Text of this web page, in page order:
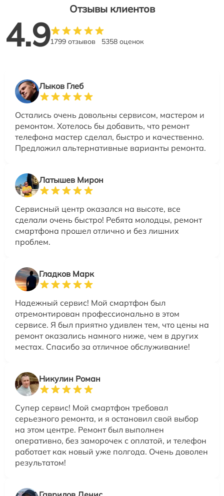
Отзывы клиентов
4.91799 отзывов 5358 оценок
Лыков Глеб
Остались очень довольны сервисом, мастером и
ремонтом. Хотелось бы добавить, что ремонт
телефона мастер сделал, быстро и качественно.
Предложил альтернативные варианты ремонта.
Латышев Мирон
Сервисный центр оказался на высоте, все
сделали очень быстро! Ребята молодцы, ремонт
смартфона прошел отлично и без лишних
проблем.
Гладков Марк
Надежный сервис! Мой смартфон был
отремонтирован профессионально в этом
сервисе. Я был приятно удивлен тем, что цены на
ремонт оказались намного ниже, чем в других
местах. Спасибо за отличное обслуживание!
Никулин Роман
Супер сервис! Мой смартфон требовал
серьезного ремонта, и я остановил свой выбор
на этом центре. Ремонт был выполнен
оперативно, без заморочек с оплатой, и телефон
работает как новый уже полгода. Очень доволен
результатом!